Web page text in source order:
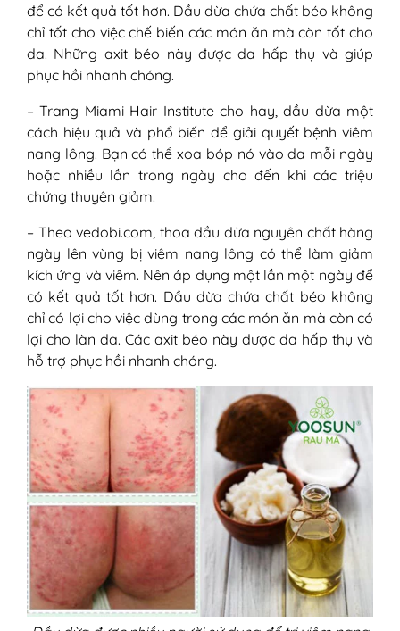
để có kết quả tốt hơn. Dầu dừa chứa chất béo không
chỉ tốt cho việc chế biến các món ăn mà còn tốt cho
da. Những axit béo này được da hấp thụ và giúp
phục hồi nhanh chóng.
– Trang Miami Hair Institute cho hay, dầu dừa một
cách hiệu quả và phổ biến để giải quyết bệnh viêm
nang lông. Bạn có thể xoa bóp nó vào da mỗi ngày
hoặc nhiều lần trong ngày cho đến khi các triệu
chứng thuyên giảm.
– Theo vedobi.com, thoa dầu dừa nguyên chất hàng
ngày lên vùng bị viêm nang lông có thể làm giảm
kích ứng và viêm. Nên áp dụng một lần một ngày để
có kết quả tốt hơn. Dầu dừa chứa chất béo không
chỉ có lợi cho việc dùng trong các món ăn mà còn có
lợi cho làn da. Các axit béo này được da hấp thụ và
hỗ trợ phục hồi nhanh chóng.